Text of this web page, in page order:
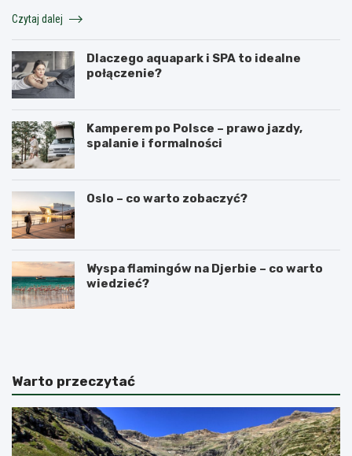
Czytaj dalej
Dlaczego aquapark i SPA to idealne
połączenie?
Kamperem po Polsce – prawo jazdy,
spalanie i formalności
Oslo – co warto zobaczyć?
Wyspa flamingów na Djerbie – co warto
wiedzieć?
N
p
s
z
e
t
C
G
i
b
r
a
Warto przeczytać